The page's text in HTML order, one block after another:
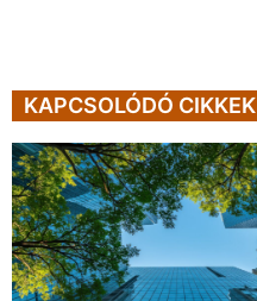
KAPCSOLÓDÓ CIKKEK